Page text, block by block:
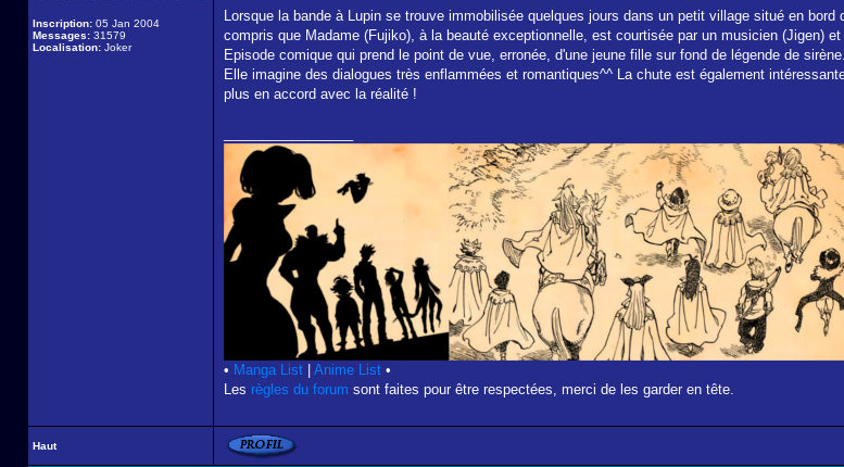
Inscription: 05 Jan 2004
Messages: 31579
Localisation: Joker
Lorsque la bande à Lupin se trouve immobilisée quelques jours dans un petit village situé en
compris que Madame (Fujiko), à la beauté exceptionnelle, est courtisée par un musicien (Jigen)
Episode comique qui prend le point de vue, erronée, d'une jeune fille sur fond de légende de
Elle imagine des dialogues très enflammées et romantiques^^ La chute est également
plus en accord avec la réalité !
• Manga List Anime List •
Les règles du forum sont faites pour être respectées, merci de les garder en tête.
Haut